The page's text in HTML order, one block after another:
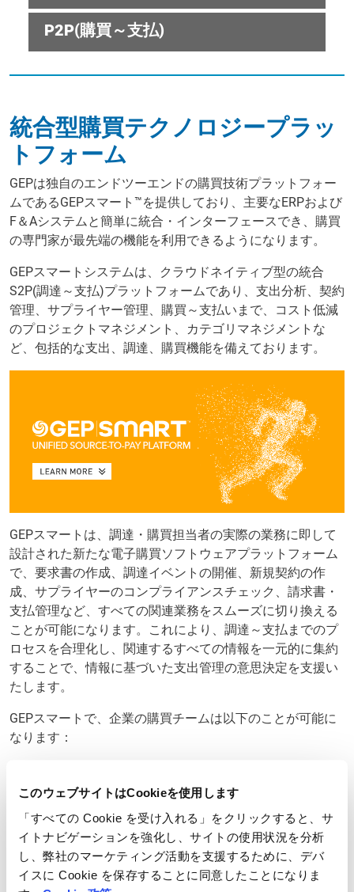
このウェブサイトはCookieを使用します
「すべての Cookie を受け入れる」をクリックすると、サ
イトナビゲーションを強化し、サイトの使用状況を分析
し、弊社のマーケティング活動を支援するために、デバ
イスに Cookie を保存することに同意したことになりま
P2P(購買～支払)
統合型購買テクノロジープラッ
トフォーム
GEPは独自のエンドツーエンドの購買技術プラットフォー
ムであるGEPスマート™を提供しており、主要なERPおよび
F＆Aシステムと簡単に統合・インターフェースでき、購買
の専門家が最先端の機能を利用できるようになります。
GEPスマートシステムは、クラウドネイティブ型の統合
S2P(調達～支払)プラットフォームであり、支出分析、契約
管理、サプライヤー管理、購買～支払いまで、コスト低減
のプロジェクトマネジメント、カテゴリマネジメントな
ど、包括的な支出、調達、購買機能を備えております。
GEPスマートは、調達・購買担当者の実際の業務に即して
設計された新たな電子購買ソフトウェアプラットフォーム
で、要求書の作成、調達イベントの開催、新規契約の作
成、サプライヤーのコンプライアンスチェック、請求書・
支払管理など、すべての関連業務をスムーズに切り換える
ことが可能になります。これにより、調達～支払までのプ
ロセスを合理化し、関連するすべての情報を一元的に集約
することで、情報に基づいた支出管理の意思決定を支援い
たします。
GEPスマートで、企業の購買チームは以下のことが可能に
なります：
ャンスの特定、コスト削減の管理、購入および支払
いのすべてを行うことが可能。
インテリジェントかつ直感的なインターフェース
やユーザー重視の設計により、採用を促進し、企業
全体のコンプライアンス向上を推進する